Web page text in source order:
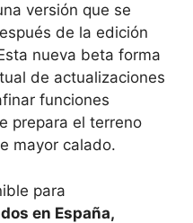
versión que se
de la edición
nueva beta forma
de actualizaciones
funciones
prepara el terreno
mayor calado.
para
en España,